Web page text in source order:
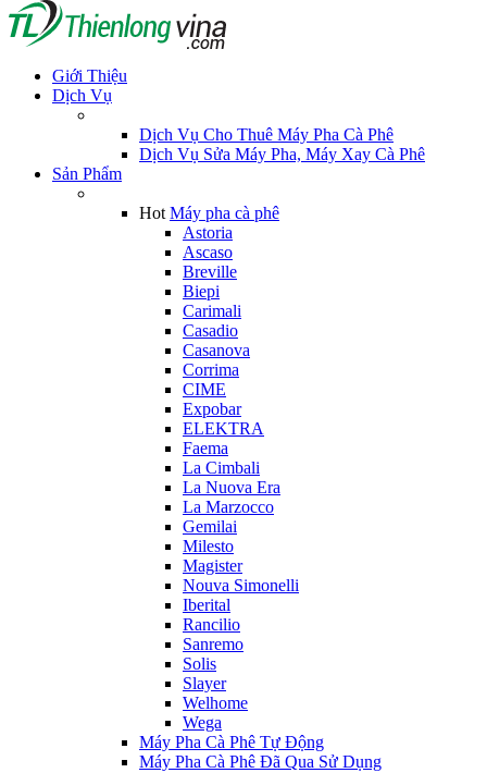
Giới Thiệu
Dịch Vụ
Dịch Vụ Cho Thuê Máy Pha Cà Phê
Dịch Vụ Sửa Máy Pha, Máy Xay Cà Phê
Sản Phẩm
Hot Máy pha cà phê
Astoria
Ascaso
Breville
Biepi
Carimali
Casadio
Casanova
Corrima
CIME
Expobar
ELEKTRA
Faema
La Cimbali
La Nuova Era
La Marzocco
Gemilai
Milesto
Magister
Nouva Simonelli
Iberital
Rancilio
Sanremo
Solis
Slayer
Welhome
Wega
Máy Pha Cà Phê Tự Động
Máy Pha Cà Phê Đã Qua Sử Dụng